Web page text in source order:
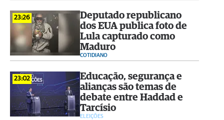
23:26
Deputado republicano
dos EUA publica foto de
Lula capturado como
Maduro
COTIDIANO
23:02
Educação, segurança e
alianças são temas de
debate entre Haddad e
Tarcísio
ELEIÇÕES